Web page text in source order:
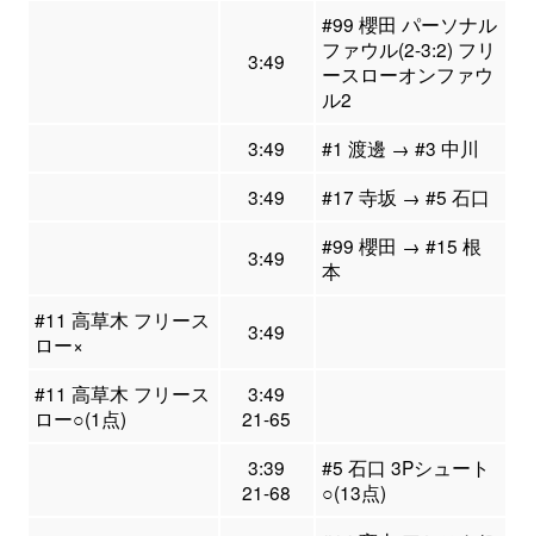
3:49
#99 櫻田 パーソナル
ファウル(2-3:2) フリ
ースローオンファウ
ル2
3:49
#1 渡邊 → #3 中川
3:49
#17 寺坂 → #5 石口
3:49
#99 櫻田 → #15 根
本
#11 高草木 フリース
ロー×
3:49
#11 高草木 フリース
ロー○(1点)
3:49
21-65
3:39
21-68
#5 石口 3Pシュート
○(13点)